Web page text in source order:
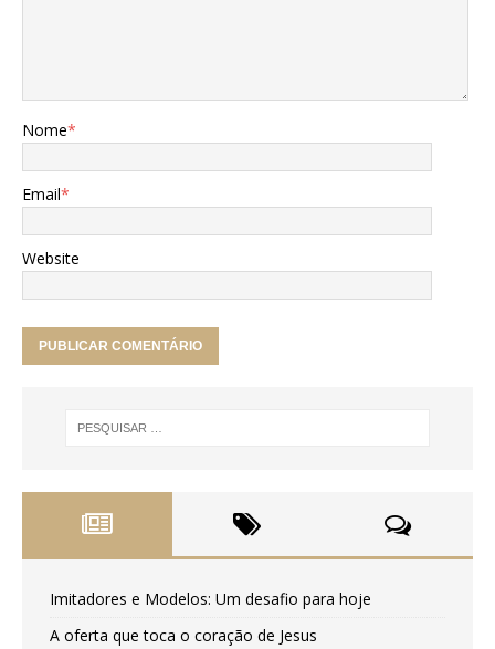
Nome*
Email*
Website
Imitadores e Modelos: Um desafio para hoje
A oferta que toca o coração de Jesus